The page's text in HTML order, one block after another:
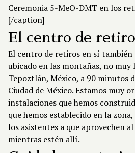
Ceremonia 5-MeO-DMT en los
[/caption]
El centro de
El centro de retiros en sí también
ubicado en las montañas, no muy
Tepoztlán, México, a 90 minutos
Ciudad de México. Estamos muy
instalaciones que hemos
que hemos establecido en la
los asistentes a que aprovechen
mientras estén allí.